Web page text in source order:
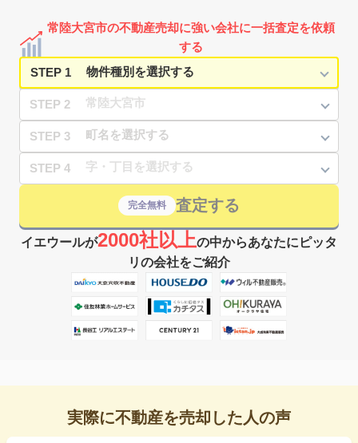
常陸大宮市の不動産売却に強い会社に一括査定を依頼
する
STEP 1
STEP 2
STEP 3
STEP 4
完全無料 査定する
イエウールが2000社以上の中からあなたにピッタ
リの会社をご紹介
実際に不動産を売却した人の声